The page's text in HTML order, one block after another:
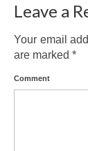
Leave a
Your email
are marked *
Comment